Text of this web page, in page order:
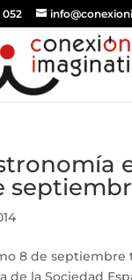
052
8 de septiembre
de la Sociedad